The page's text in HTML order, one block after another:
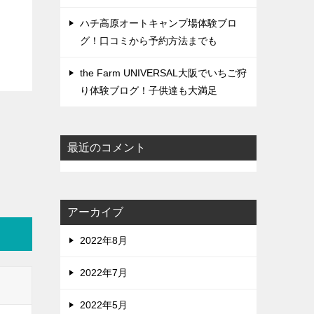
ハチ高原オートキャンプ場体験ブロ
グ！口コミから予約方法までも
the Farm UNIVERSAL大阪でいちご狩
り体験ブログ！子供達も大満足
最近のコメント
アーカイブ
2022年8月
2022年7月
2022年5月